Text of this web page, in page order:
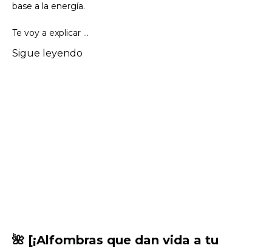
base a la energía.
Te voy a explicar ...
Sigue leyendo
🌺 [¡Alfombras que dan vida a tu